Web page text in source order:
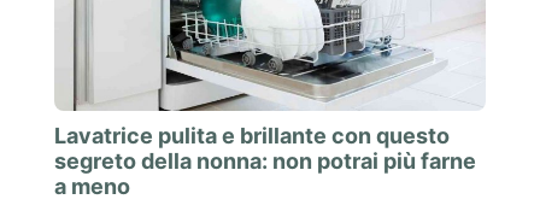
Lavatrice pulita e brillante con questo
segreto della nonna: non potrai più farne
a meno